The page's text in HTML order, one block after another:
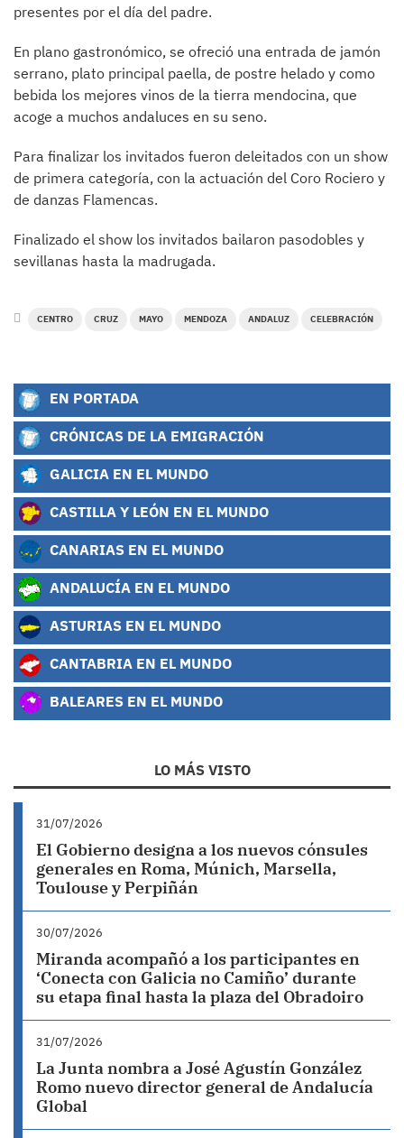
presentes por el día del padre.
En plano gastronómico, se ofreció una entrada de jamón
serrano, plato principal paella, de postre helado y como
bebida los mejores vinos de la tierra mendocina, que
acoge a muchos andaluces en su seno.
Para finalizar los invitados fueron deleitados con un show
de primera categoría, con la actuación del Coro Rociero y
de danzas Flamencas.
Finalizado el show los invitados bailaron pasodobles y
sevillanas hasta la madrugada.
CENTRO CRUZ MAYO MENDOZA ANDALUZ CELEBRACIÓN
EN PORTADA
CRÓNICAS DE LA EMIGRACIÓN
GALICIA EN EL MUNDO
CASTILLA Y LEÓN EN EL MUNDO
CANARIAS EN EL MUNDO
ANDALUCÍA EN EL MUNDO
ASTURIAS EN EL MUNDO
CANTABRIA EN EL MUNDO
BALEARES EN EL MUNDO
LO MÁS VISTO
31/07/2026
El Gobierno designa a los nuevos cónsules
generales en Roma, Múnich, Marsella,
Toulouse y Perpiñán
30/07/2026
Miranda acompañó a los participantes en
‘Conecta con Galicia no Camiño’ durante
su etapa final hasta la plaza del Obradoiro
31/07/2026
La Junta nombra a José Agustín González
Romo nuevo director general de Andalucía
Global